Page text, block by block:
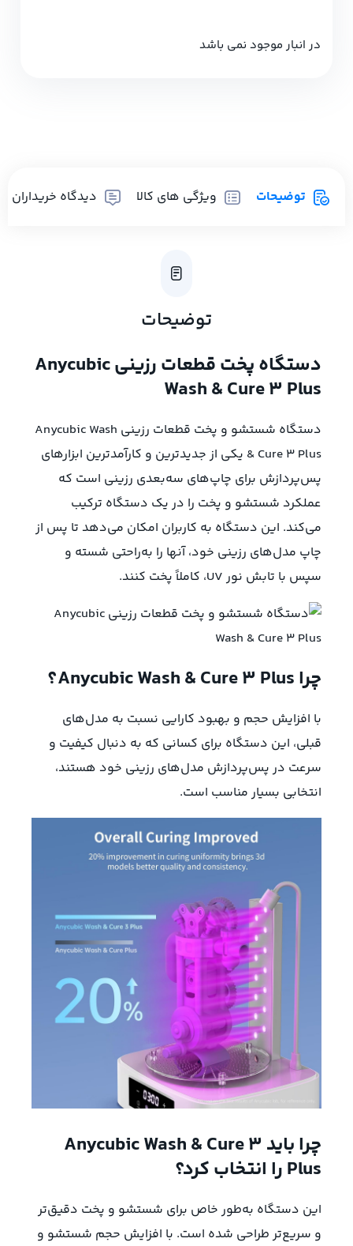
در انبار موجود نمی باشد
توضیحات ویژگی های کالا دیدگاه خریداران
توضیحات
دستگاه پخت قطعات رزینی Anycubic
Wash & Cure 3 Plus
دستگاه شستشو و پخت قطعات رزینی Anycubic Wash
& Cure 3 Plus یکی از جدیدترین و کارآمدترین ابزارهای
پس‌پردازش برای چاپ‌های سه‌بعدی رزینی است که
عملکرد شستشو و پخت را در یک دستگاه ترکیب
می‌کند. این دستگاه به کاربران امکان می‌دهد تا پس از
چاپ مدل‌های رزینی خود، آنها را به‌راحتی شسته و
سپس با تابش نور UV، کاملاً پخت کنند.
چرا Anycubic Wash & Cure 3 Plus؟
با افزایش حجم و بهبود کارایی نسبت به مدل‌های
قبلی، این دستگاه برای کسانی که به دنبال کیفیت و
سرعت در پس‌پردازش مدل‌های رزینی خود هستند،
انتخابی بسیار مناسب است.
چرا باید Anycubic Wash & Cure 3
Plus را انتخاب کرد؟
این دستگاه به‌طور خاص برای شستشو و پخت دقیق‌تر
و سریع‌تر طراحی شده است. با افزایش حجم شستشو و